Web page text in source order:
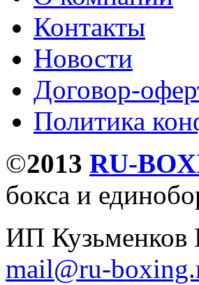
Контакты
Новости
Договор-
Политика
©2013 RU-
бокса и
ИП
mail@ru-